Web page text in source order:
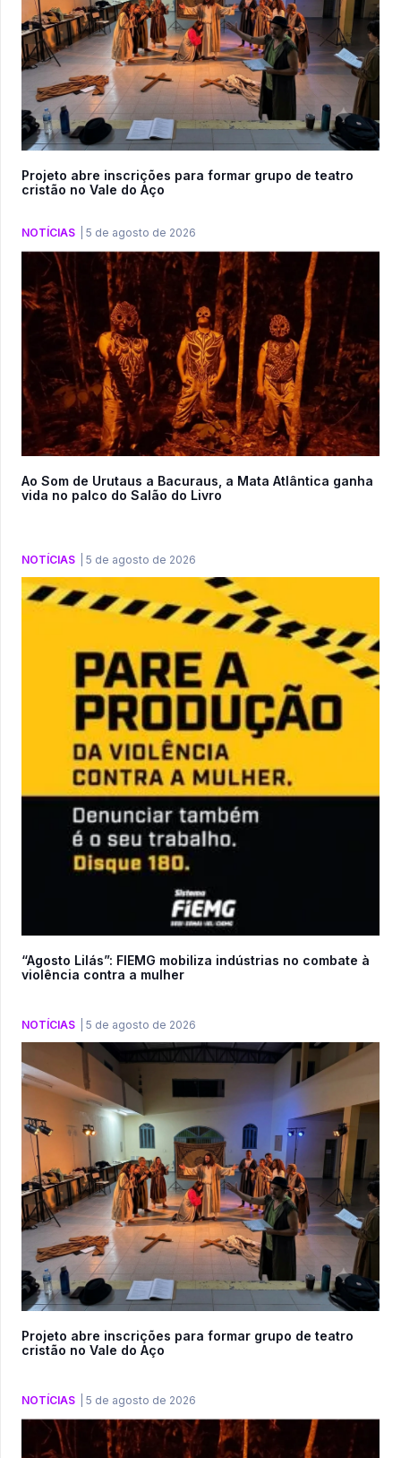
Projeto abre inscrições para formar grupo de teatro
cristão no Vale do Aço
NOTÍCIAS 5 de agosto de 2026
Ao Som de Urutaus a Bacuraus, a Mata Atlântica ganha
vida no palco do Salão do Livro
NOTÍCIAS 5 de agosto de 2026
“Agosto Lilás”: FIEMG mobiliza indústrias no combate à
violência contra a mulher
NOTÍCIAS 5 de agosto de 2026
Projeto abre inscrições para formar grupo de teatro
cristão no Vale do Aço
NOTÍCIAS 5 de agosto de 2026